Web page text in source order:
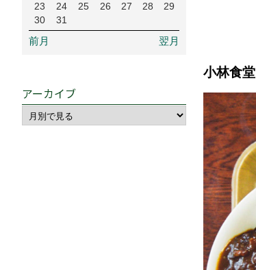
小林食堂
23
24 25 26 27 28
29
30
31
前月 翌月
アーカイブ